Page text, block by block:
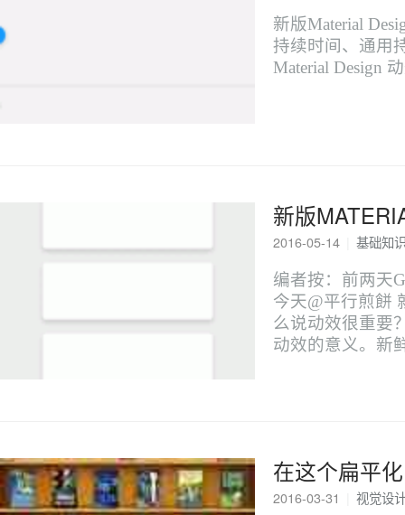
新版Material
持续时间、通用
Material Design
新版
2016-05-14
基础知
编者按：前两天
今天@平行煎餅
么说动效很重要
动效的意义。新
在这个扁平
2016-03-31
视觉设